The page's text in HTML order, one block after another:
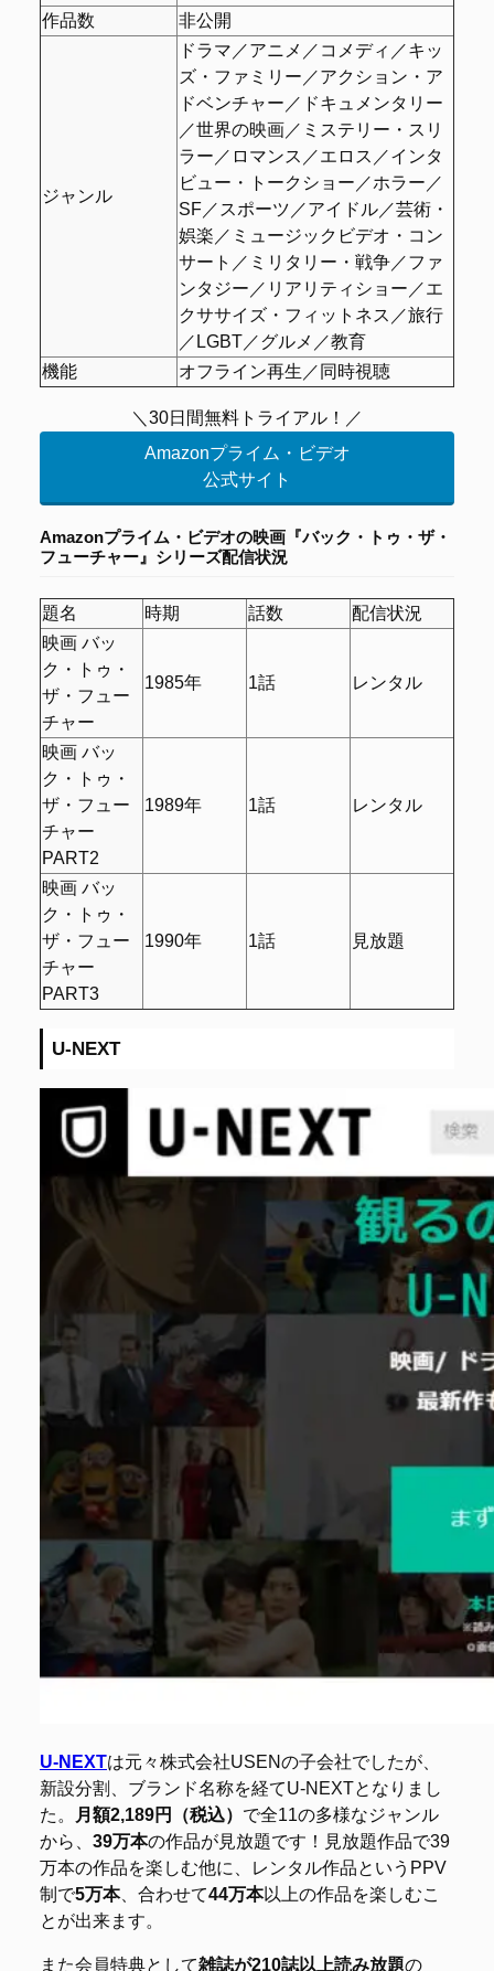
作品数
非公開
ジャンル
ドラマ／アニメ／コメディ／キッ
ズ・ファミリー／アクション・ア
ドベンチャー／ドキュメンタリー
／世界の映画／ミステリー・スリ
ラー／ロマンス／エロス／インタ
ビュー・トークショー／ホラー／
SF／スポーツ／アイドル／芸術・
娯楽／ミュージックビデオ・コン
サート／ミリタリー・戦争／ファ
ンタジー／リアリティショー／エ
クササイズ・フィットネス／旅行
／LGBT／グルメ／教育
機能
オフライン再生／同時視聴
＼30日間無料トライアル！／
Amazonプライム・ビデオ
公式サイト
Amazonプライム・ビデオの映画『バック・トゥ・ザ・
フューチャー』シリーズ配信状況
題名 時期 話数
配信状況
映画 バッ
ク・トゥ・
ザ・フュー
チャー
1985年 1話 レンタル
映画 バッ
ク・トゥ・
ザ・フュー
チャー
PART2
1989年 1話 レンタル
映画 バッ
ク・トゥ・
ザ・フュー
チャー
PART3
1990年 1話 見放題
U-NEXT
U-NEXTは元々株式会社USENの子会社でしたが、
新設分割、ブランド名称を経てU-NEXTとなりまし
た。
月額2,189円（税込） で全11の多様なジャンル
から、 39万本の作品が見放題です！見放題作品で39
万本の作品を楽しむ他に、レンタル作品というPPV
制で5万本、合わせて44万本以上の作品を楽しむこ
とが出来ます。
また会員特典として雑誌が210誌以上読み放題の